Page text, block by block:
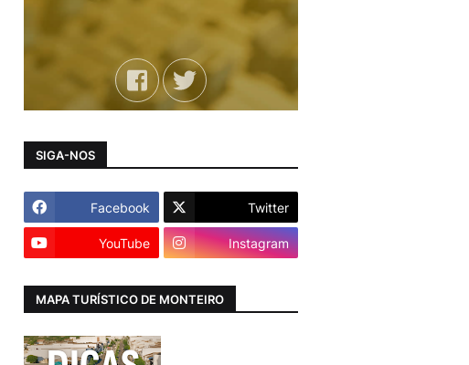
SIGA-NOS
Facebook Twitter
YouTube Instagram
MAPA TURÍSTICO DE MONTEIRO